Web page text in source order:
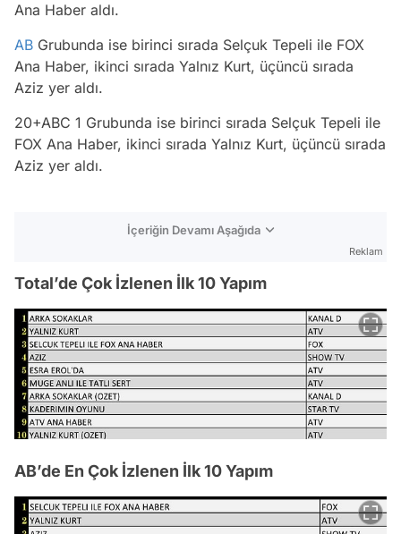
Ana Haber aldı.
AB Grubunda ise birinci sırada Selçuk Tepeli ile FOX
Ana Haber, ikinci sırada Yalnız Kurt, üçüncü sırada
Aziz yer aldı.
20+ABC 1 Grubunda ise birinci sırada Selçuk Tepeli ile
FOX Ana Haber, ikinci sırada Yalnız Kurt, üçüncü sırada
Aziz yer aldı.
İçeriğin Devamı Aşağıda
Reklam
Total’de Çok İzlenen İlk 10 Yapım
AB’de En Çok İzlenen İlk 10 Yapım